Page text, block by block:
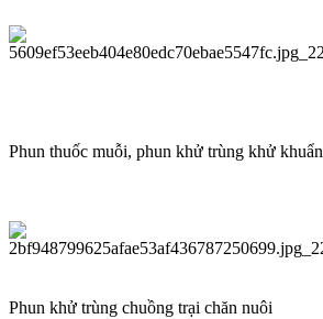
Phun thuốc muỗi, phun khử trùng khử khuẩn
Phun khử trùng chuồng trại chăn nuôi